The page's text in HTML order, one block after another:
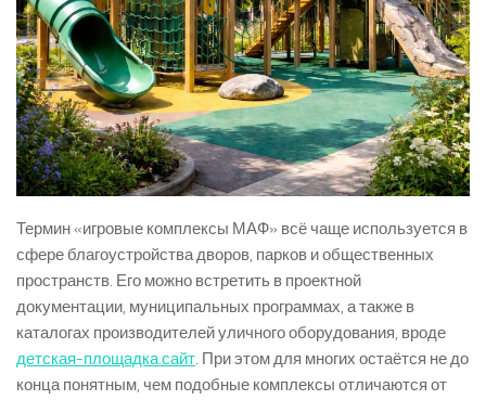
Термин «игровые комплексы МАФ» всё чаще используется в
сфере благоустройства дворов, парков и общественных
пространств. Его можно встретить в проектной
документации, муниципальных программах, а также в
каталогах производителей уличного оборудования, вроде
детская-площадка.сайт. При этом для многих остаётся не до
конца понятным, чем подобные комплексы отличаются от